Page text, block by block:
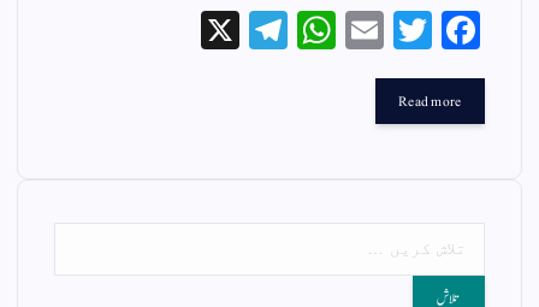
Fa
ce
bo
ok
T
wi
r
E
m
W
ha
Te
le
Read more